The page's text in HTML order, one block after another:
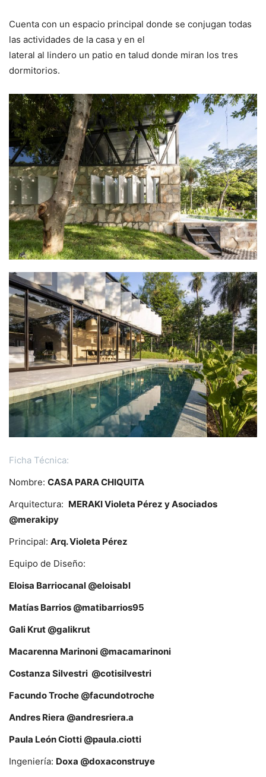
Cuenta con un espacio principal donde se conjugan todas
las actividades de la casa y en el
lateral al lindero un patio en talud donde miran los tres
dormitorios.
Ficha Técnica:
Nombre: CASA PARA CHIQUITA
Arquitectura: MERAKI Violeta Pérez y Asociados
@merakipy
Principal: Arq. Violeta Pérez
Equipo de Diseño:
Eloisa Barriocanal @eloisabl
Matías Barrios @matibarrios95
Gali Krut @galikrut
Macarenna Marinoni @macamarinoni
Costanza Silvestri @cotisilvestri
Facundo Troche @facundotroche
Andres Riera @andresriera.a
Paula León Ciotti @paula.ciotti
Ingeniería: Doxa @doxaconstruye